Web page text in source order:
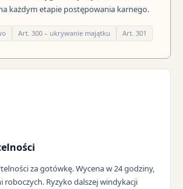
każdym etapie postępowania karnego.
Art. 300 – ukrywanie majątku Art. 301
za gotówkę. Wycena w 24 godziny,
roboczych. Ryzyko dalszej windykacji